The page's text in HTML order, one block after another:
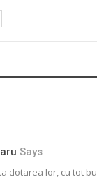
Says
dotarea lor, cu tot